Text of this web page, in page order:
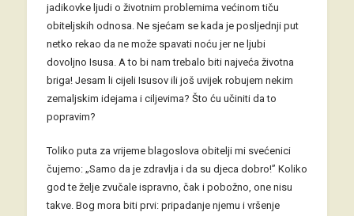
jadikovke ljudi o životnim problemima većinom tiču
obiteljskih odnosa. Ne sjećam se kada je posljednji put
netko rekao da ne može spavati noću jer ne ljubi
dovoljno Isusa. A to bi nam trebalo biti najveća životna
briga! Jesam li cijeli Isusov ili još uvijek robujem nekim
zemaljskim idejama i ciljevima? Što ću učiniti da to
popravim?
Toliko puta za vrijeme blagoslova obitelji mi svećenici
čujemo: „Samo da je zdravlja i da su djeca dobro!” Koliko
god te želje zvučale ispravno, čak i pobožno, one nisu
takve. Bog mora biti prvi: pripadanje njemu i vršenje